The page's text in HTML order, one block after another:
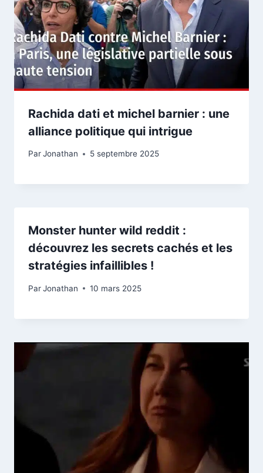
Rachida dati et michel barnier : une
alliance politique qui intrigue
ParJonathan 5 septembre 2025
Monster hunter wild reddit :
découvrez les secrets cachés et les
stratégies infaillibles !
ParJonathan 10 mars 2025